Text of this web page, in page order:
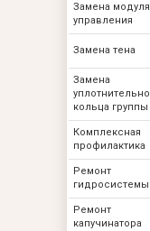
Замена модуля
управления
Замена тена
Замена
кольца группы
Комплексная
профилактика
Ремонт
гидросистемы
Ремонт
капучинатора